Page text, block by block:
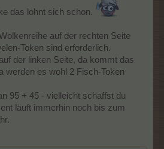
das lohnt sich schon.
auf der rechten Seite
Token sind erforderlich.
der linken Seite, da kommt das
werden es wohl 2 Fisch-Token
95 + 45 - vielleicht schaffst du
läuft immerhin noch bis zum